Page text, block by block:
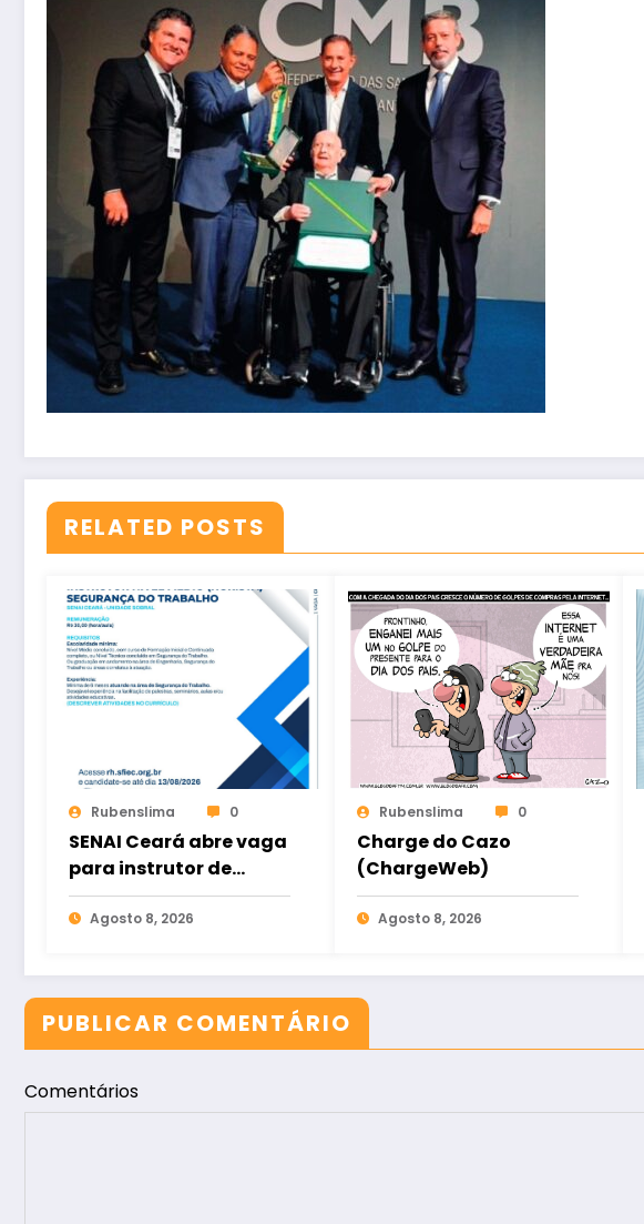
RELATED POSTS
Rubenslima 0
SENAI Ceará abre vaga
para instrutor de
Segurança do
Trabalho em Sobral
Agosto 8, 2026
Rubenslima 0
Charge do Cazo
(ChargeWeb)
Agosto 8, 2026
PUBLICAR COMENTÁRIO
Comentários